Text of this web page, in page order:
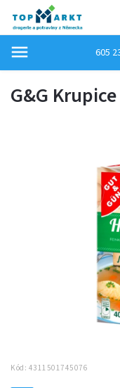
605
G&G
Kód: 4311501745076